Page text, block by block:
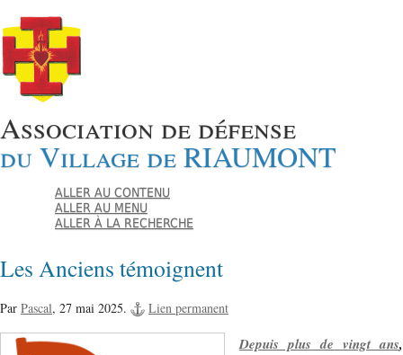
Association de défense
du Village de RIAUMONT
ALLER AU CONTENU
ALLER AU MENU
ALLER À LA RECHERCHE
Les Anciens témoignent
Par Pascal, 27 mai 2025. Lien permanent
Depuis plus de vingt ans,